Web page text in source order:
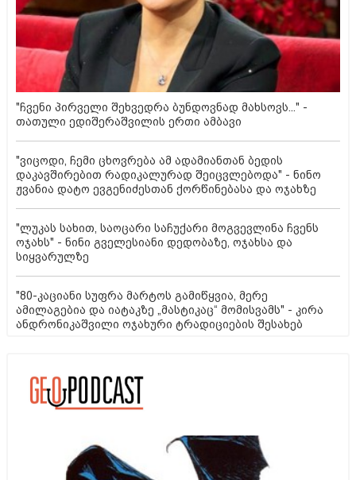
"ჩვენი პირველი შეხვედრა ბუნდოვნად მახსოვს..." -
თათული ედიშერაშვილის ერთი ამბავი
"ვიცოდი, ჩემი ცხოვრება ამ ადამიანთან ბედის
დაკავშირებით რადიკალურად შეიცვლებოდა" - ნინო
ჟვანია დატო ევგენიძესთან ქორწინებასა და ოჯახზე
"ლუკას სახით, საოცარი საჩუქარი მოგვევლინა ჩვენს
ოჯახს" - ნინი გველესიანი დედობაზე, ოჯახსა და
სიყვარულზე
"80-კაციანი სუფრა მარტოს გამიწყვია, მერე
ამილაგებია და იატაკზე „მასტიკაც“ მომისვამს" - კირა
ანდრონიკაშვილი ოჯახური ტრადიციების შესახებ